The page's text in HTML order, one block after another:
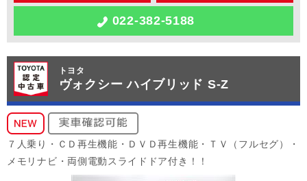
022-382-5188
トヨタ
ヴォクシー ハイブリッド S-Z
７人乗り・ＣＤ再生機能・ＤＶＤ再生機能・ＴＶ（フルセグ）・
メモリナビ・両側電動スライドドア付き！！